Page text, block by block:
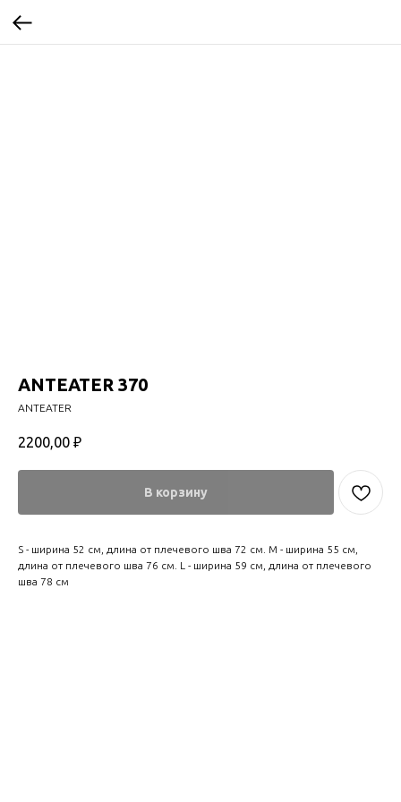
ANTEATER 370
ANTEATER
2200,00 ₽
В корзину
S - ширина 52 см, длина от плечевого шва 72 см. M - ширина 55 см,
длина от плечевого шва 76 см. L - ширина 59 см, длина от плечевого
шва 78 см